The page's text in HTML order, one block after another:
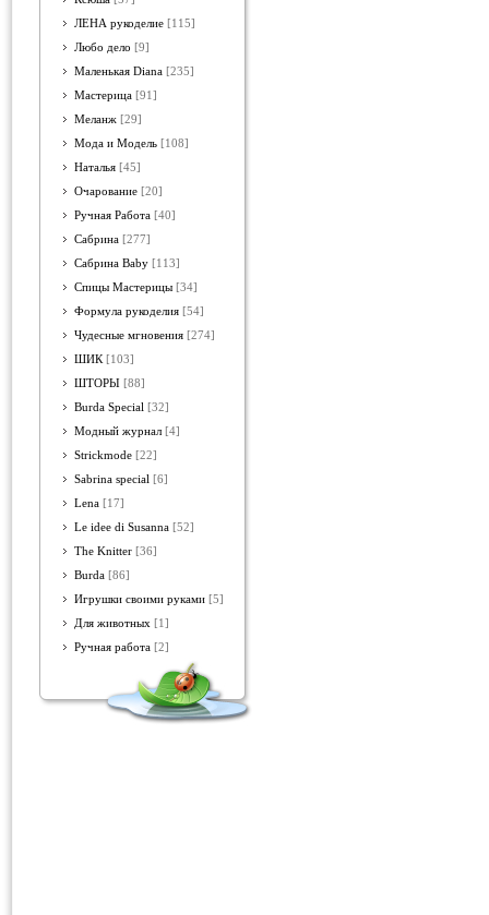
ЛЕНА рукоделие [115]
Любо дело [9]
Маленькая Diana [235]
Мастерица [91]
Меланж [29]
Мода и Модель [108]
Наталья [45]
Очарование [20]
Ручная Работа [40]
Сабрина [277]
Сабрина Baby [113]
Спицы Мастерицы [34]
Формула рукоделия [54]
Чудесные мгновения [274]
ШИК [103]
ШТОРЫ [88]
Burda Special [32]
Модный журнал [4]
Strickmode [22]
Sabrina special [6]
Lena [17]
Le idee di Susanna [52]
The Knitter [36]
Burda [86]
Игрушки своими руками [5]
Для животных [1]
Ручная работа [2]